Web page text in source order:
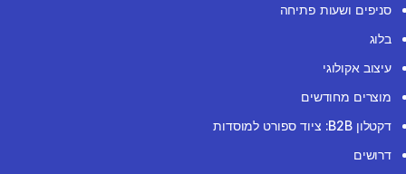
סניפים ושעות פתיחה
בלוג
עיצוב אקולוגי
מוצרים מחודשים
דקטלון B2B: ציוד ספורט למוסדות
דרושים